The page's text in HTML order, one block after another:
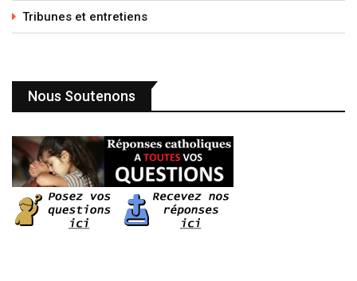
Tribunes et entretiens
Nous Soutenons